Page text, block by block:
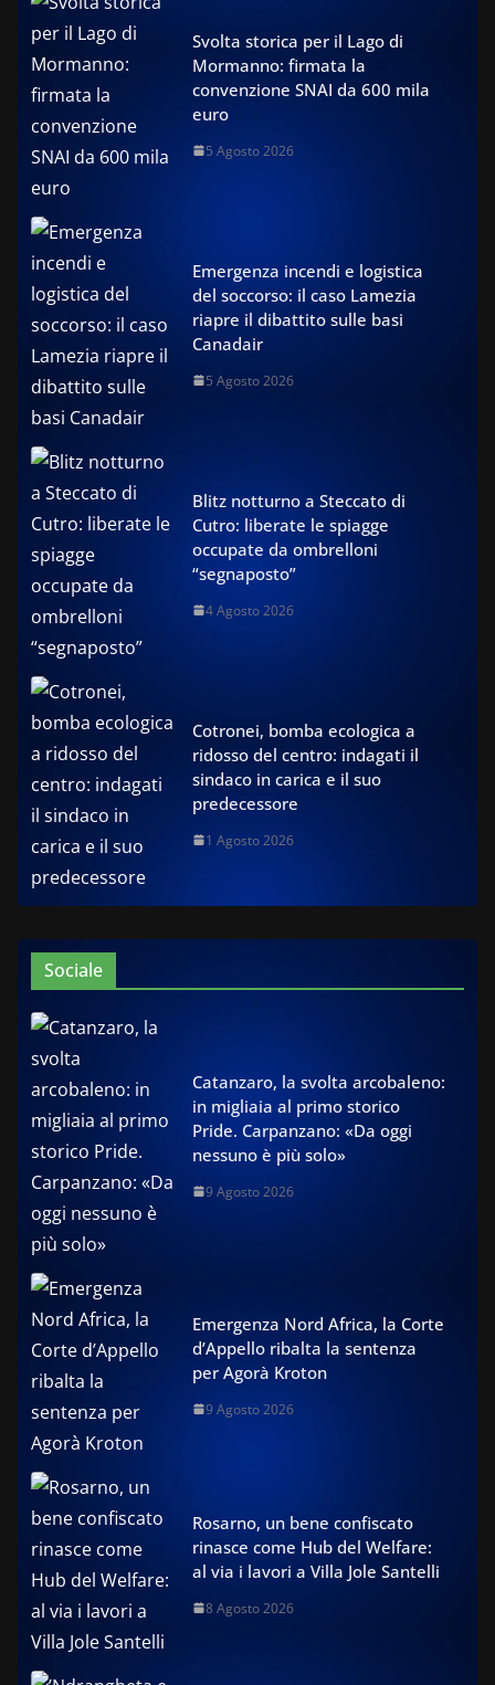
Svolta storica per il Lago di
Mormanno: firmata la
convenzione SNAI da 600 mila
euro
5 Agosto 2026
Emergenza incendi e logistica
del soccorso: il caso Lamezia
riapre il dibattito sulle basi
Canadair
5 Agosto 2026
Blitz notturno a Steccato di
Cutro: liberate le spiagge
occupate da ombrelloni
“segnaposto”
4 Agosto 2026
Cotronei, bomba ecologica a
ridosso del centro: indagati il
sindaco in carica e il suo
predecessore
1 Agosto 2026
Sociale
Catanzaro, la svolta arcobaleno:
in migliaia al primo storico
Pride. Carpanzano: «Da oggi
nessuno è più solo»
9 Agosto 2026
Emergenza Nord Africa, la Corte
d’Appello ribalta la sentenza
per Agorà Kroton
9 Agosto 2026
Rosarno, un bene confiscato
rinasce come Hub del Welfare:
al via i lavori a Villa Jole Santelli
8 Agosto 2026